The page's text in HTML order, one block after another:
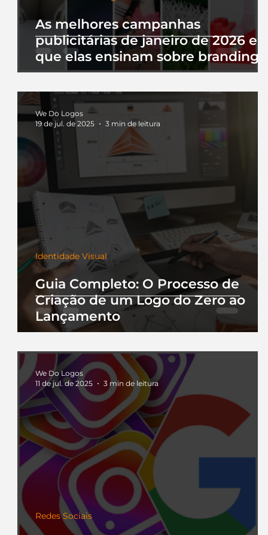
As melhores campanhas
publicitárias de janeiro de 2026 e
que elas ensinam sobre branding
Guia Completo: O Processo de
Criação de um Logo do Zero ao
Lançamento
Identidade Visual
We Do Logos
19 de jul. de 2025
3 min de leitura
Redes Sociais
We Do Logos
11 de jul. de 2025
3 min de leitura